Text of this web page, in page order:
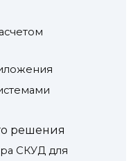
решения
СКУД для